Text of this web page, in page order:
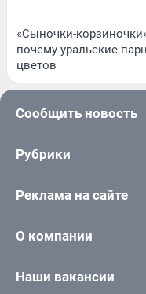
«Сыночки-
почему уральские
цветов
Сообщить новость
Рубрики
Реклама на сайте
О компании
Наши вакансии